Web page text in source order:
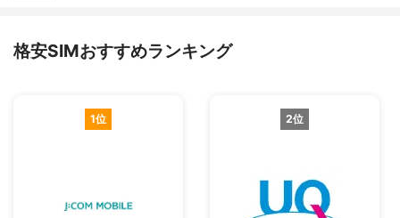
格安SIMおすすめランキング
1位 2位